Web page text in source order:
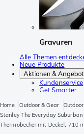
Gravuren
Alle Themen
Neue Produkte
Aktionen &
Kundenservice
Get Smarter
Home Outdoor & Gear
Stanley The Everyday
Thermobecher mit Deckel, 710 ml